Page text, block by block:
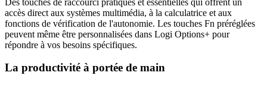
accès direct aux systèmes multimédia, à la calculatrice et aux
fonctions de vérification de l'autonomie. Les touches Fn préréglées
peuvent même être personnalisées dans Logi Options+ pour
répondre à vos besoins spécifiques.
La productivité à portée de main